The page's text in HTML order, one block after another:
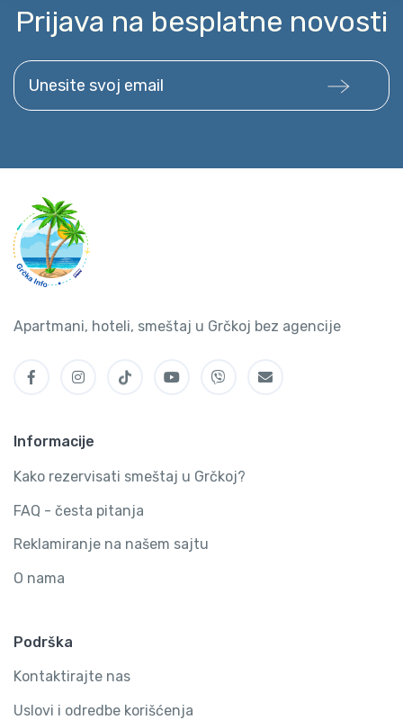
Prijava na besplatne novosti
Unesite svoj email
Apartmani, hoteli, smeštaj u Grčkoj bez agencije
Informacije
Kako rezervisati smeštaj u Grčkoj?
FAQ - česta pitanja
Reklamiranje na našem sajtu
O nama
Podrška
Kontaktirajte nas
Uslovi i odredbe korišćenja